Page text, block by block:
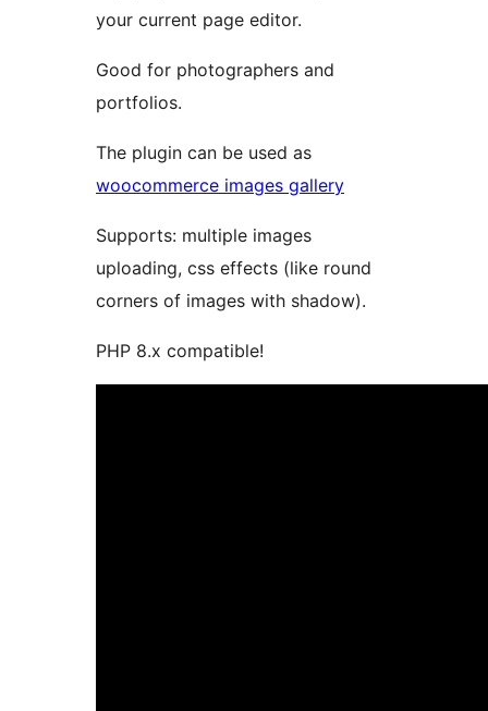
your current page editor.
Good for photographers and
portfolios.
The plugin can be used as
woocommerce images gallery
Supports: multiple images
uploading, css effects (like round
corners of images with shadow).
PHP 8.x compatible!